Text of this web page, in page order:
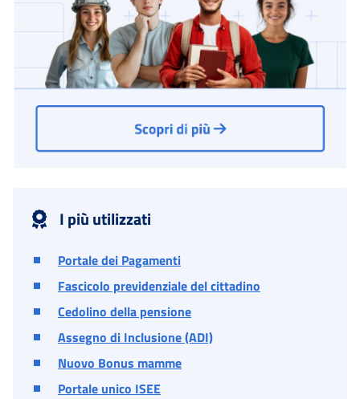
I più utilizzati
Portale dei Pagamenti
Fascicolo previdenziale del cittadino
Cedolino della pensione
Assegno di Inclusione (ADI)
Nuovo Bonus mamme
Portale unico ISEE